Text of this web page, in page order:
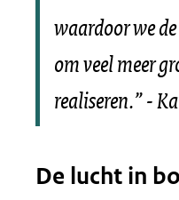
waardoor we
om veel meer
realiseren.” -
De lucht in